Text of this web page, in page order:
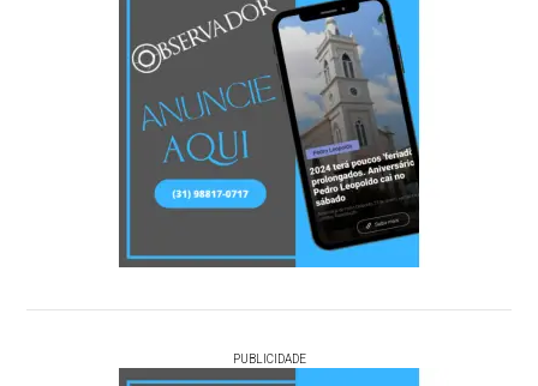
PUBLICIDADE